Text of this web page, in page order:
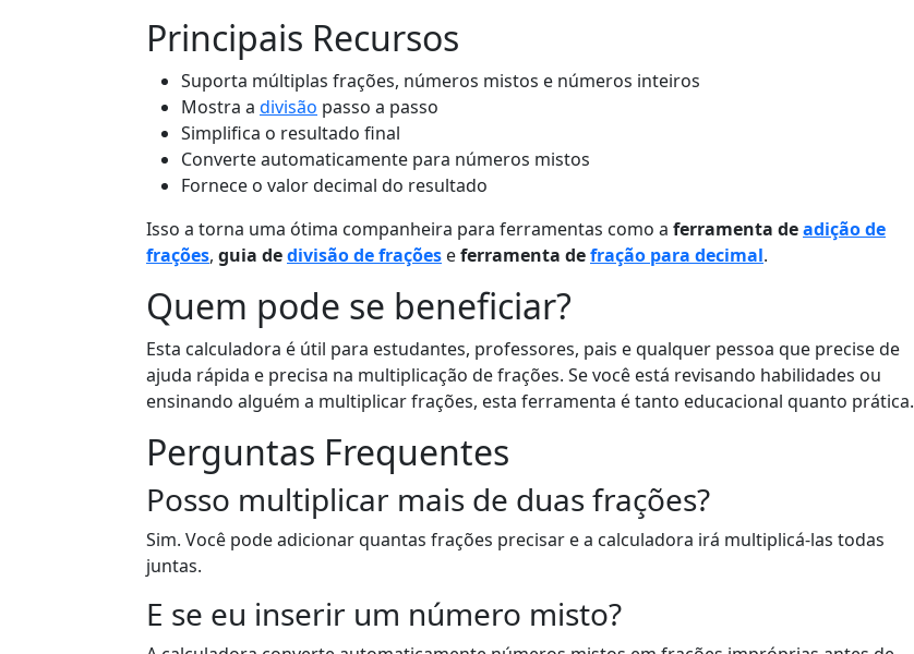
Principais Recursos
Suporta múltiplas frações, números mistos e números inteiros
Mostra a divisão passo a passo
Simplifica o resultado final
Converte automaticamente para números mistos
Fornece o valor decimal do resultado
Isso a torna uma ótima companheira para ferramentas como a ferramenta deadição de
frações, guia dedivisão de frações eferramenta defração para decimal.
Quem pode se beneficiar?
Esta calculadora é útil para estudantes, professores, pais e qualquer pessoa que precise de
ajuda rápida e precisa na multiplicação de frações. Se você está revisando habilidades ou
ensinando alguém a multiplicar frações, esta ferramenta é tanto educacional quanto prática.
Perguntas Frequentes
Posso multiplicar mais de duas frações?
Sim. Você pode adicionar quantas frações precisar e a calculadora irá multiplicá-las todas
juntas.
E se eu inserir um número misto?